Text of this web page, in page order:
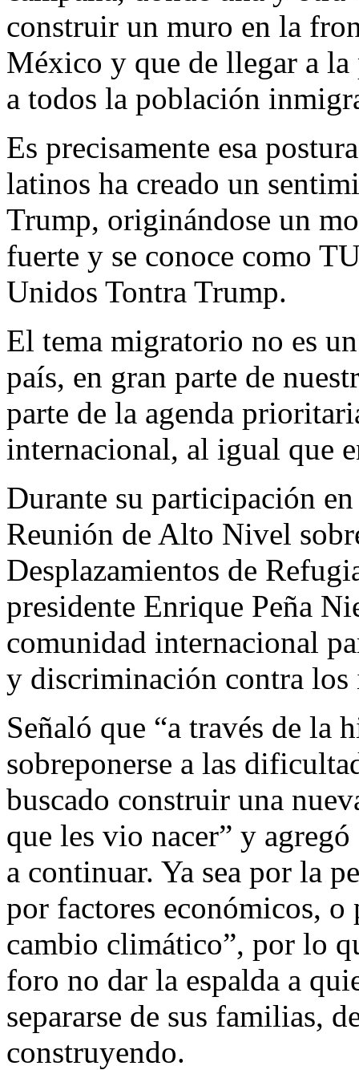
construir un muro en la
México y que de llegar a la
a todos la población
Es precisamente esa
latinos ha creado un
Trump, originándose un
fuerte y se conoce como
Unidos Tontra Trump.
El tema migratorio no es
país, en gran parte de
parte de la agenda
internacional, al igual que
Durante su participación
Reunión de Alto Nivel
Desplazamientos de
presidente Enrique Peña
comunidad internacional
y discriminación contra los
Señaló que “a través de la
sobreponerse a las
buscado construir una
que les vio nacer” y
a continuar. Ya sea por la
por factores económicos, o
cambio climático”, por lo
foro no dar la espalda a
separarse de sus familias,
construyendo.